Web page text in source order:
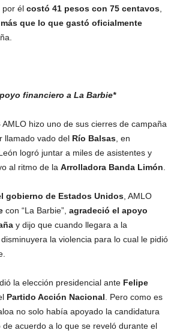
por él costó 41 pesos con 75 centavos
que lo que gastó oficialmente
financiero a La Barbie*
AMLO hizo uno de sus cierres de campaña
llamado vado del Río Balsas , en
logró juntar a miles de asistentes y
al ritmo de la Arrolladora Banda Limón
gobierno de Estados Unidos , AMLO
con “La Barbie”, agradeció el apoyo
y dijo que cuando llegara a la
la violencia para lo cual le pidió
la elección presidencial ante Felipe
Partido Acción Nacional . Pero como es
no solo había apoyado la candidatura
acuerdo a lo que se reveló durante el